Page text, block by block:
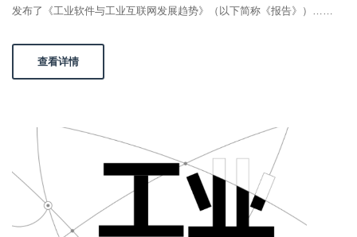
发布了《工业软件与工业互联网发展趋势》（以下简称《报告》）……
查看详情